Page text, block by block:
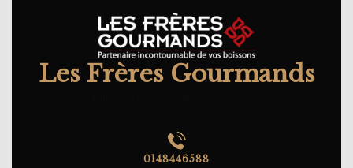
Les Frères Gourmands
0148446588